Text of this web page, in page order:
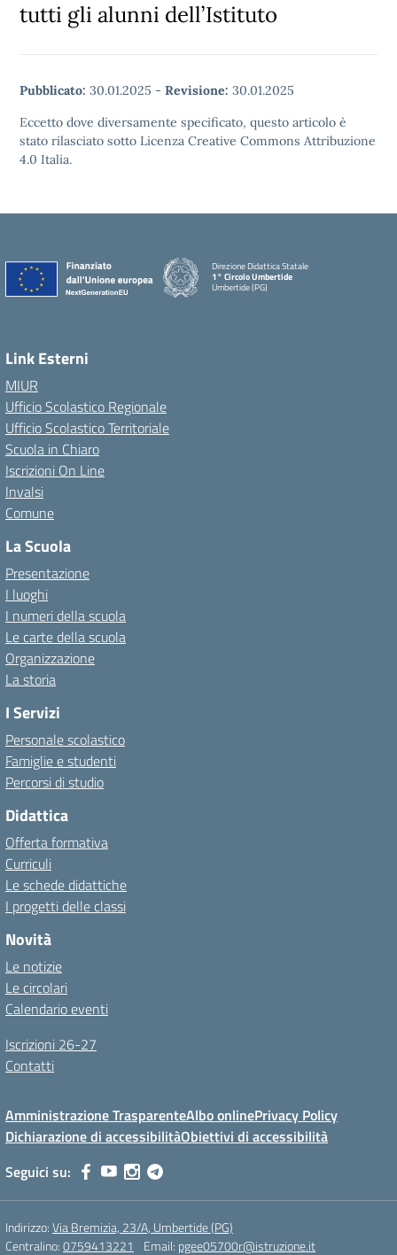
tutti gli alunni dell’Istituto
Pubblicato: 30.01.2025 - Revisione: 30.01.2025
Eccetto dove diversamente specificato, questo articolo è
stato rilasciato sotto Licenza Creative Commons Attribuzione
4.0 Italia.
Direzione Didattica Statale
1° Circolo Umbertide
Umbertide (PG)
Link Esterni
MIUR
Ufficio Scolastico Regionale
Ufficio Scolastico Territoriale
Scuola in Chiaro
Iscrizioni On Line
Invalsi
Comune
La Scuola
Presentazione
I luoghi
I numeri della scuola
Le carte della scuola
Organizzazione
La storia
I Servizi
Personale scolastico
Famiglie e studenti
Percorsi di studio
Didattica
Offerta formativa
Curriculi
Le schede didattiche
I progetti delle classi
Novità
Le notizie
Le circolari
Calendario eventi
Iscrizioni 26-27
Contatti
Amministrazione TrasparenteAlbo onlinePrivacy Policy
Dichiarazione di accessibilitàObiettivi di accessibilità
Seguici su:
Indirizzo:Via Bremizia, 23/A, Umbertide (PG)
Centralino:0759413221 Email: pgee05700r@istruzione.it